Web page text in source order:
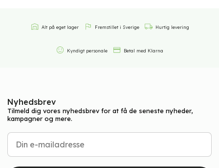
Alt på eget lager Fremstillet i Sverige Hurtig levering
Kyndigt personale Betal med Klarna
Nyhedsbrev
Tilmeld dig vores nyhedsbrev for at få de seneste nyheder,
kampagner og mere.